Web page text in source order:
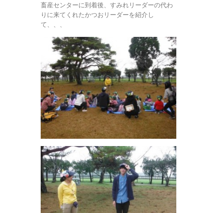
畜産センターに到着後、すみれリーダーの代わ
りに来てくれたかつおリーダーを紹介し
て、、、